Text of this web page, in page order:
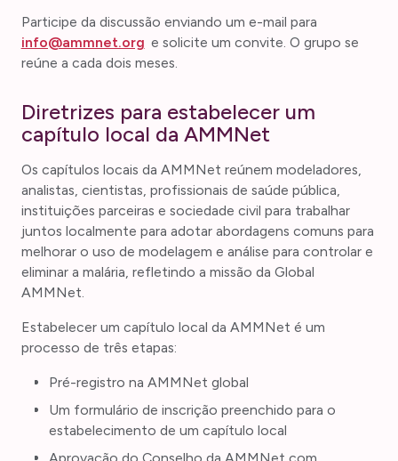
Participe da discussão enviando um e-mail para
info@ammnet.org e solicite um convite. O grupo se
reúne a cada dois meses.
Diretrizes para estabelecer um
capítulo local da AMMNet
Os capítulos locais da AMMNet reúnem modeladores,
analistas, cientistas, profissionais de saúde pública,
instituições parceiras e sociedade civil para trabalhar
juntos localmente para adotar abordagens comuns para
melhorar o uso de modelagem e análise para controlar e
eliminar a malária, refletindo a missão da Global
AMMNet.
Estabelecer um capítulo local da AMMNet é um
processo de três etapas:
Pré-registro na AMMNet global
Um formulário de inscrição preenchido para o
estabelecimento de um capítulo local
Aprovação do Conselho da AMMNet com